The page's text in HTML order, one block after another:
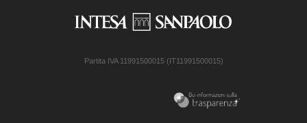
Partita IVA 11991500015 (IT11991500015)